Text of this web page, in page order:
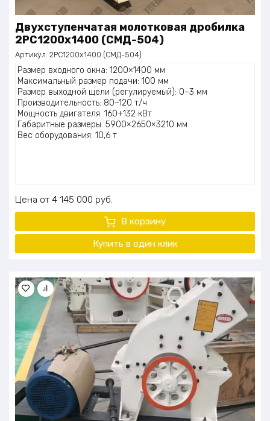
Двухступенчатая молотковая дробилка
2PC1200х1400 (СМД-504)
Артикул: 2PC1200x1400 (СМД-504)
Размер входного окна: 1200×1400 мм
Максимальный размер подачи: 100 мм
Размер выходной щели (регулируемый): 0–3 мм
Производительность: 80–120 т/ч
Мощность двигателя: 160+132 кВт
Габаритные размеры: 5900×2650×3210 мм
Вес оборудования: 10,6 т
Цена 4 145 000 руб.
В корзину
Купить в один клик